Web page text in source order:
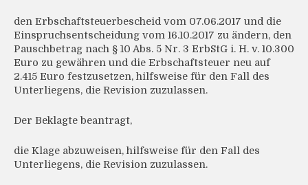
den Erbschaftsteuerbescheid vom 07.06.2017 und die
Einspruchsentscheidung vom 16.10.2017 zu ändern, den
Pauschbetrag nach § 10 Abs. 5 Nr. 3 ErbStG i. H. v. 10.300
Euro zu gewähren und die Erbschaftsteuer neu auf
2.415 Euro festzusetzen, hilfsweise für den Fall des
Unterliegens, die Revision zuzulassen.
Der Beklagte beantragt,
die Klage abzuweisen, hilfsweise für den Fall des
Unterliegens, die Revision zuzulassen.